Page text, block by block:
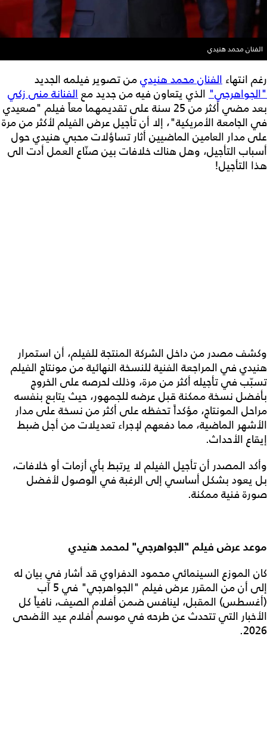
الفنان محمد هنيدي
رغم انتهاء الفنان محمد هنيديمن تصوير فيلمه الجديد
"الجواهرجي" الذي يتعاون فيه من جديد معالفنانة منى زكي
بعد مضي أكثر من 25 سنة على تقديمهما معاً فيلم "صعيدي
في الجامعة الأمريكية"، إلا أن تأجيل عرض الفيلم لأكثر من مرة
على مدار العامين الماضيين أثار تساؤلات محبي هنيدي حول
أسباب التأجيل، وهل هناك خلافات بين صنّاع العمل أدت الى
هذا التأجيل!
وكشف مصدر من داخل الشركة المنتجة للفيلم، أن استمرار
هنيدي في المراجعة الفنية للنسخة النهائية من مونتاج الفيلم
تسبّب في تأجيله أكثر من مرة، وذلك لحرصه على الخروج
بأفضل نسخة ممكنة قبل عرضه للجمهور، حيث يتابع بنفسه
مراحل المونتاج، مؤكداً تحفظه على أكثر من نسخة على مدار
الأشهر الماضية، مما دفعهم لإجراء تعديلات من أجل ضبط
إيقاع الأحداث.
وأكد المصدر أن تأجيل الفيلم لا يرتبط بأي أزمات أو خلافات،
بل يعود بشكل أساسي إلى الرغبة في الوصول لأفضل
صورة فنية ممكنة.
موعد عرض فيلم "الجواهرجي" لمحمد هنيدي
كان الموزع السينمائي محمود الدفراوي قد أشار في بيان له
إلى أن من المقرر عرض فيلم "الجواهرجي" في 5 آب
(أغسطس) المقبل، لينافس ضمن أفلام الصيف، نافياً كل
الأخبار التي تتحدث عن طرحه في موسم أفلام عيد الأضحى
2026.